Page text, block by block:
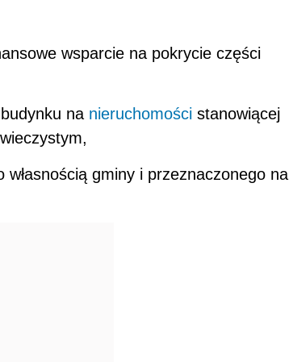
wsparcie na pokrycie części
na nieruchomości stanowiącej
gminy i przeznaczonego na